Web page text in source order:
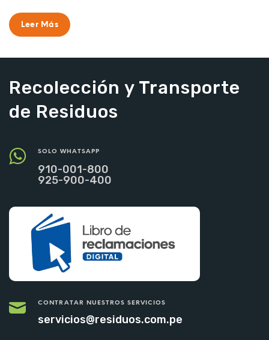
Leer Más
Recolección y Transporte
de Residuos
SOLO WHATSAPP
910-001-800
925-900-400
CONTRATAR NUESTROS SERVICIOS
servicios@residuos.com.pe